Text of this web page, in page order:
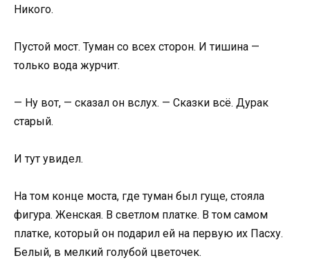
Никого.
Пустой мост. Туман со всех сторон. И тишина —
только вода журчит.
— Ну вот, — сказал он вслух. — Сказки всё. Дурак
старый.
И тут увидел.
На том конце моста, где туман был гуще, стояла
фигура. Женская. В светлом платке. В том самом
платке, который он подарил ей на первую их Пасху.
Белый, в мелкий голубой цветочек.